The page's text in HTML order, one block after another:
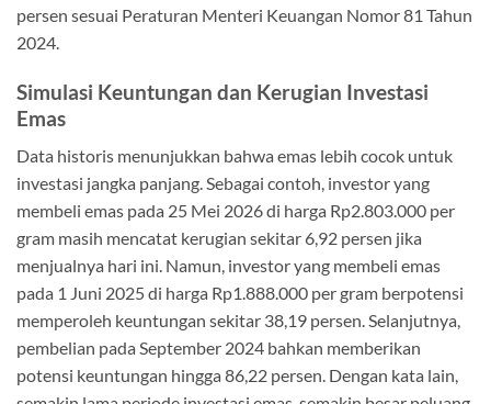
persen sesuai Peraturan Menteri Keuangan Nomor 81 Tahun
2024.
Simulasi Keuntungan dan Kerugian Investasi
Emas
Data historis menunjukkan bahwa emas lebih cocok untuk
investasi jangka panjang. Sebagai contoh, investor yang
membeli emas pada 25 Mei 2026 di harga Rp2.803.000 per
gram masih mencatat kerugian sekitar 6,92 persen jika
menjualnya hari ini. Namun, investor yang membeli emas
pada 1 Juni 2025 di harga Rp1.888.000 per gram berpotensi
memperoleh keuntungan sekitar 38,19 persen. Selanjutnya,
pembelian pada September 2024 bahkan memberikan
potensi keuntungan hingga 86,22 persen. Dengan kata lain,